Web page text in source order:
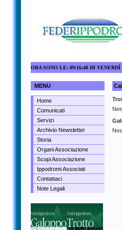
ORA SONO LE: 09:16:48 DI VENERDÌ
MENU
Home
Comunicati
Servizi
Archivio Newsletter
Storia
Organi Associazione
Scopi Associazione
Ippodromi Associati
Contattaci
Note Legali